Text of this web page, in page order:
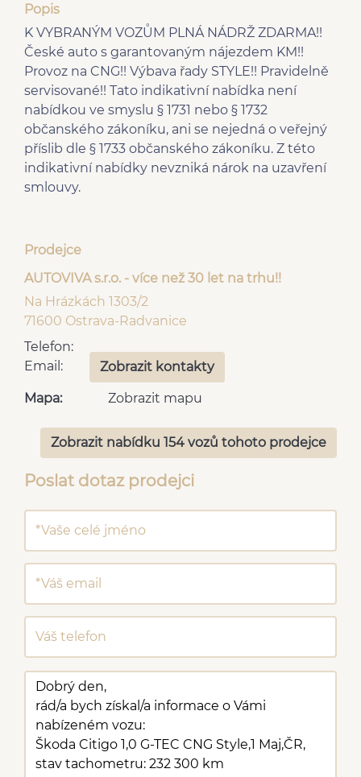
brzdových destiček
senzor tlaku v
pneumatikách
bluetooth
centrál dálkový
el. přední okna
mlhovky
man. klimatizace
4x airbag
Hands free
plní 'EURO VI'
AUX
Start-stop systém
Popis
K VYBRANÝM VOZŮM PLNÁ NÁDRŽ ZDARMA!!
České auto s garantovaným nájezdem KM!!
Provoz na CNG!! Výbava řady STYLE!! Pravidelně
servisované!! Tato indikativní nabídka není
nabídkou ve smyslu § 1731 nebo § 1732
občanského zákoníku, ani se nejedná o veřejný
příslib dle § 1733 občanského zákoníku. Z této
indikativní nabídky nevzniká nárok na uzavření
smlouvy.
Prodejce
AUTOVIVA s.r.o. - více než 30 let na trhu!!
Na Hrázkách 1303/2
71600 Ostrava-Radvanice
Telefon:
Email:
Zobrazit kontakty
Mapa: Zobrazit mapu
Zobrazit nabídku 154 vozů tohoto prodejce
Poslat dotaz prodejci